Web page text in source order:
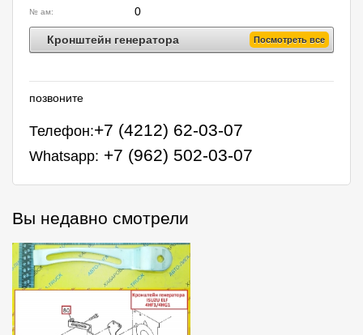
№ ам: 0
Кронштейн генератора Посмотреть все
позвоните
Телефон:+7 (4212) 62-03-07
Whatsapp: +7 (962) 502-03-07
Вы недавно смотрели